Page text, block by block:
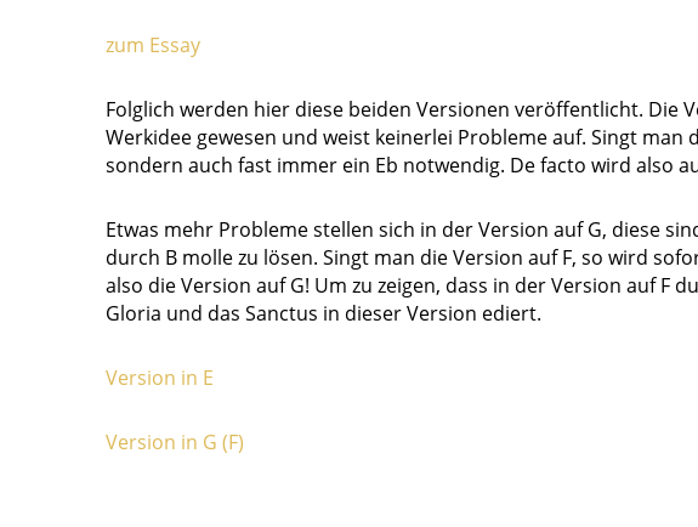
zum Essay
Folglich werden hier diese beiden Versionen veröffentlicht. Die
Werkidee gewesen und weist keinerlei Probleme auf. Singt man
sondern auch fast immer ein Eb notwendig. De facto wird also
Etwas mehr Probleme stellen sich in der Version auf G, diese
durch B molle zu lösen. Singt man die Version auf F, so wird
also die Version auf G! Um zu zeigen, dass in der Version auf F
Gloria und das Sanctus in dieser Version ediert.
Version in E
Version in G (F)